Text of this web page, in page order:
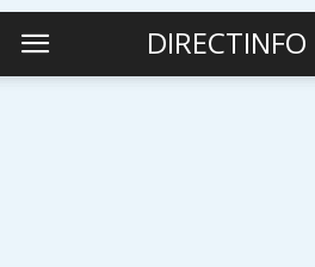
DIRECTINFO